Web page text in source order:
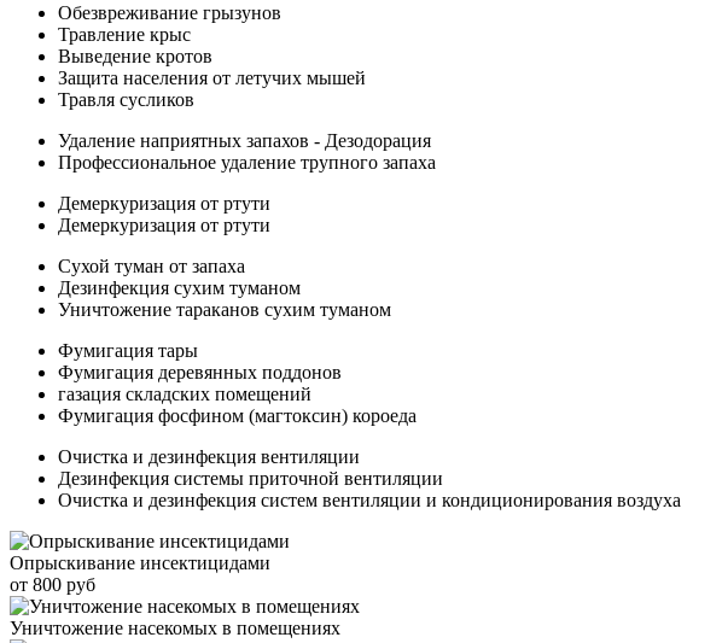
Обезвреживание грызунов
Травление крыс
Выведение кротов
Защита населения от летучих мышей
Травля сусликов
Удаление наприятных запахов - Дезодорация
Профессиональное удаление трупного запаха
Демеркуризация от ртути
Демеркуризация от ртути
Сухой туман от запаха
Дезинфекция сухим туманом
Уничтожение тараканов сухим туманом
Фумигация тары
Фумигация деревянных поддонов
газация складских помещений
Фумигация фосфином (магтоксин) короеда
Очистка и дезинфекция вентиляции
Дезинфекция системы приточной вентиляции
Очистка и дезинфекция систем вентиляции и кондиционирования воздуха
Опрыскивание инсектицидами
от 800 руб
Уничтожение насекомых в помещениях